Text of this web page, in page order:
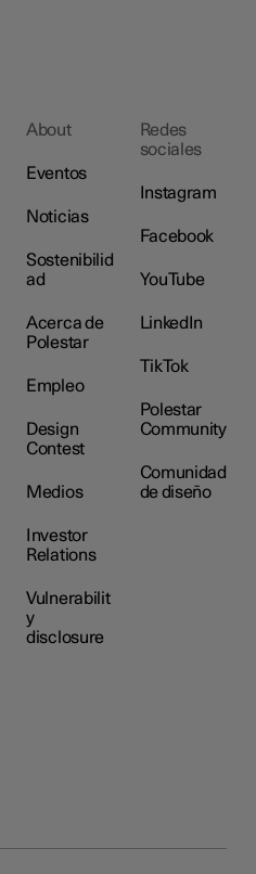
About
Eventos
Noticias
Sostenibilid
ad
Acerca de
Polestar
Empleo
Design
Contest
Medios
Investor
Relations
Vulnerabilit
y
disclosure
Redes
sociales
Instagram
Facebook
YouTube
LinkedIn
TikTok
Polestar
Community
Comunidad
de diseño